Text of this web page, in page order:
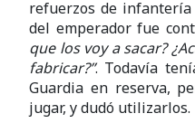
refuerzos de
del emperador fue
que los voy a sacar?
fabricar?”. Todavía
Guardia en reserva,
jugar, y dudó utilizarlos.